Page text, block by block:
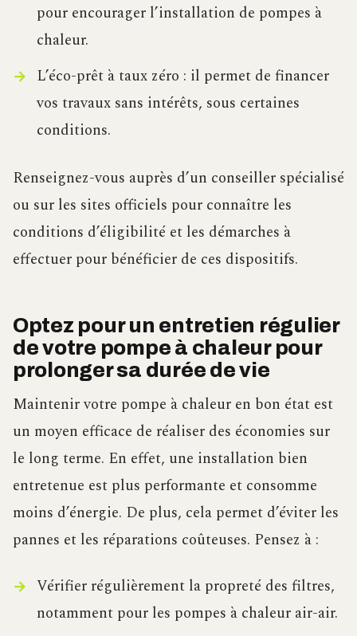
pour encourager l’installation de pompes à
chaleur.
L’éco-prêt à taux zéro : il permet de financer
vos travaux sans intérêts, sous certaines
conditions.
Renseignez-vous auprès d’un conseiller spécialisé
ou sur les sites officiels pour connaître les
conditions d’éligibilité et les démarches à
effectuer pour bénéficier de ces dispositifs.
Optez pour un entretien régulier
de votre pompe à chaleur pour
prolonger sa durée de vie
Maintenir votre pompe à chaleur en bon état est
un moyen efficace de réaliser des économies sur
le long terme. En effet, une installation bien
entretenue est plus performante et consomme
moins d’énergie. De plus, cela permet d’éviter les
pannes et les réparations coûteuses. Pensez à :
Vérifier régulièrement la propreté des filtres,
notamment pour les pompes à chaleur air-air.